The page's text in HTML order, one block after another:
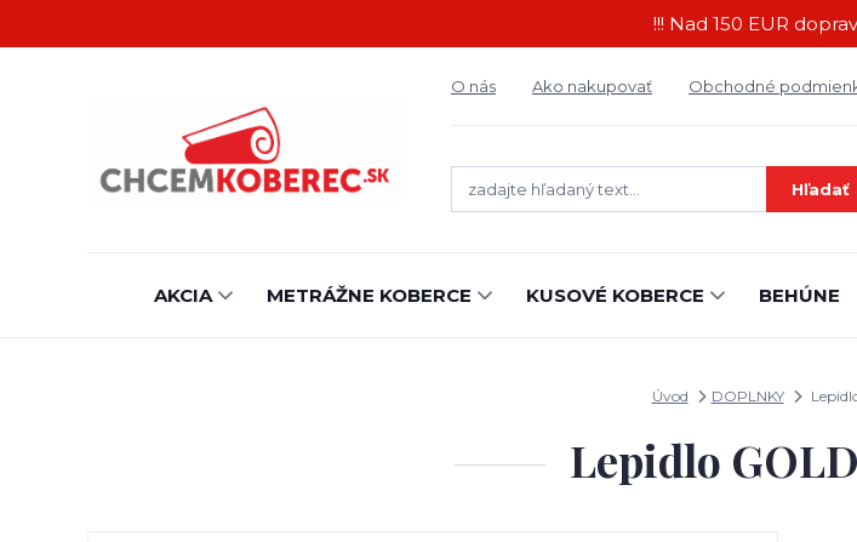
!!! Nad 150 EUR
O nás Ako nakupovať Obchodné
Hľadať
AKCIA METRÁŽNE KOBERCE KUSOVÉ KOBERCE BEHÚNE
Úvod DOPLNKY
Lepidlo